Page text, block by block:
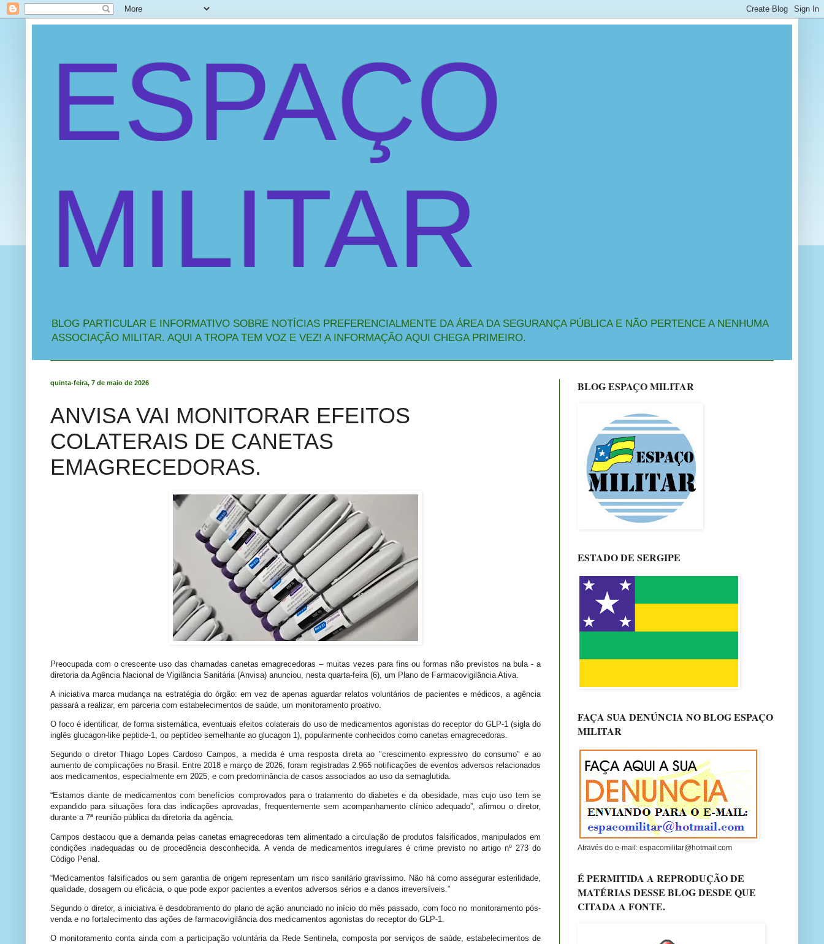
ESPAÇO
MILITAR
BLOG PARTICULAR E INFORMATIVO SOBRE NOTÍCIAS PREFERENCIALMENTE DA ÁREA DA SEGURANÇA PÚBLICA E NÃO PERTENCE A NENHUMA
ASSOCIAÇÃO MILITAR. AQUI A TROPA TEM VOZ E VEZ! A INFORMAÇÃO AQUI CHEGA PRIMEIRO.
quinta-feira, 7 de maio de 2026
ANVISA VAI MONITORAR EFEITOS
COLATERAIS DE CANETAS
EMAGRECEDORAS.
Preocupada com o crescente uso das chamadas canetas emagrecedoras – muitas vezes para fins ou formas não previstos na bula - a
diretoria da Agência Nacional de Vigilância Sanitária (Anvisa) anunciou, nesta quarta-feira (6), um Plano de Farmacovigilância Ativa.
A iniciativa marca mudança na estratégia do órgão: em vez de apenas aguardar relatos voluntários de pacientes e médicos, a agência
passará a realizar, em parceria com estabelecimentos de saúde, um monitoramento proativo.
O foco é identificar, de forma sistemática, eventuais efeitos colaterais do uso de medicamentos agonistas do receptor do GLP‑1 (sigla do
inglês glucagon-like peptide-1, ou peptídeo semelhante ao glucagon 1), popularmente conhecidos como canetas emagrecedoras.
Segundo o diretor Thiago Lopes Cardoso Campos, a medida é uma resposta direta ao "crescimento expressivo do consumo" e ao
aumento de complicações no Brasil. Entre 2018 e março de 2026, foram registradas 2.965 notificações de eventos adversos relacionados
aos medicamentos, especialmente em 2025, e com predominância de casos associados ao uso da semaglutida.
“Estamos diante de medicamentos com benefícios comprovados para o tratamento do diabetes e da obesidade, mas cujo uso tem se
expandido para situações fora das indicações aprovadas, frequentemente sem acompanhamento clínico adequado”, afirmou o diretor,
durante a 7ª reunião pública da diretoria da agência.
Campos destacou que a demanda pelas canetas emagrecedoras tem alimentado a circulação de produtos falsificados, manipulados em
condições inadequadas ou de procedência desconhecida. A venda de medicamentos irregulares é crime previsto no artigo nº 273 do
Código Penal.
“Medicamentos falsificados ou sem garantia de origem representam um risco sanitário gravíssimo. Não há como assegurar esterilidade,
qualidade, dosagem ou eficácia, o que pode expor pacientes a eventos adversos sérios e a danos irreversíveis.”
Segundo o diretor, a iniciativa é desdobramento do plano de ação anunciado no início do mês passado, com foco no monitoramento pós-
venda e no fortalecimento das ações de farmacovigilância dos medicamentos agonistas do receptor do GLP-1.
O monitoramento conta ainda com a participação voluntária da Rede Sentinela, composta por serviços de saúde, estabelecimentos de
BLOG ESPAÇO MILITAR
ESTADO DE SERGIPE
FAÇA SUA DENÚNCIA NO BLOG ESPAÇO
MILITAR
Através do e-mail: espacomilitar@hotmail.com
É PERMITIDA A REPRODUÇÃO DE
MATÉRIAS DESSE BLOG DESDE QUE
CITADA A FONTE.